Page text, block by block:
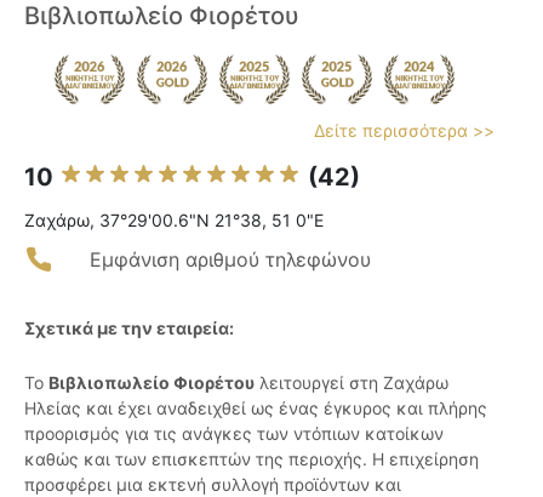
Βιβλιοπωλείο Φιορέτου
Δείτε περισσότερα >>
10 (42)
Ζαχάρω, 37°29'00.6"N 21°38, 51 0"E
Εμφάνιση αριθμού τηλεφώνου
Σχετικά με την εταιρεία:
Το Βιβλιοπωλείο Φιορέτου λειτουργεί στη Ζαχάρω
Ηλείας και έχει αναδειχθεί ως ένας έγκυρος και πλήρης
προορισμός για τις ανάγκες των ντόπιων κατοίκων
καθώς και των επισκεπτών της περιοχής. Η επιχείρηση
προσφέρει μια εκτενή συλλογή προϊόντων και